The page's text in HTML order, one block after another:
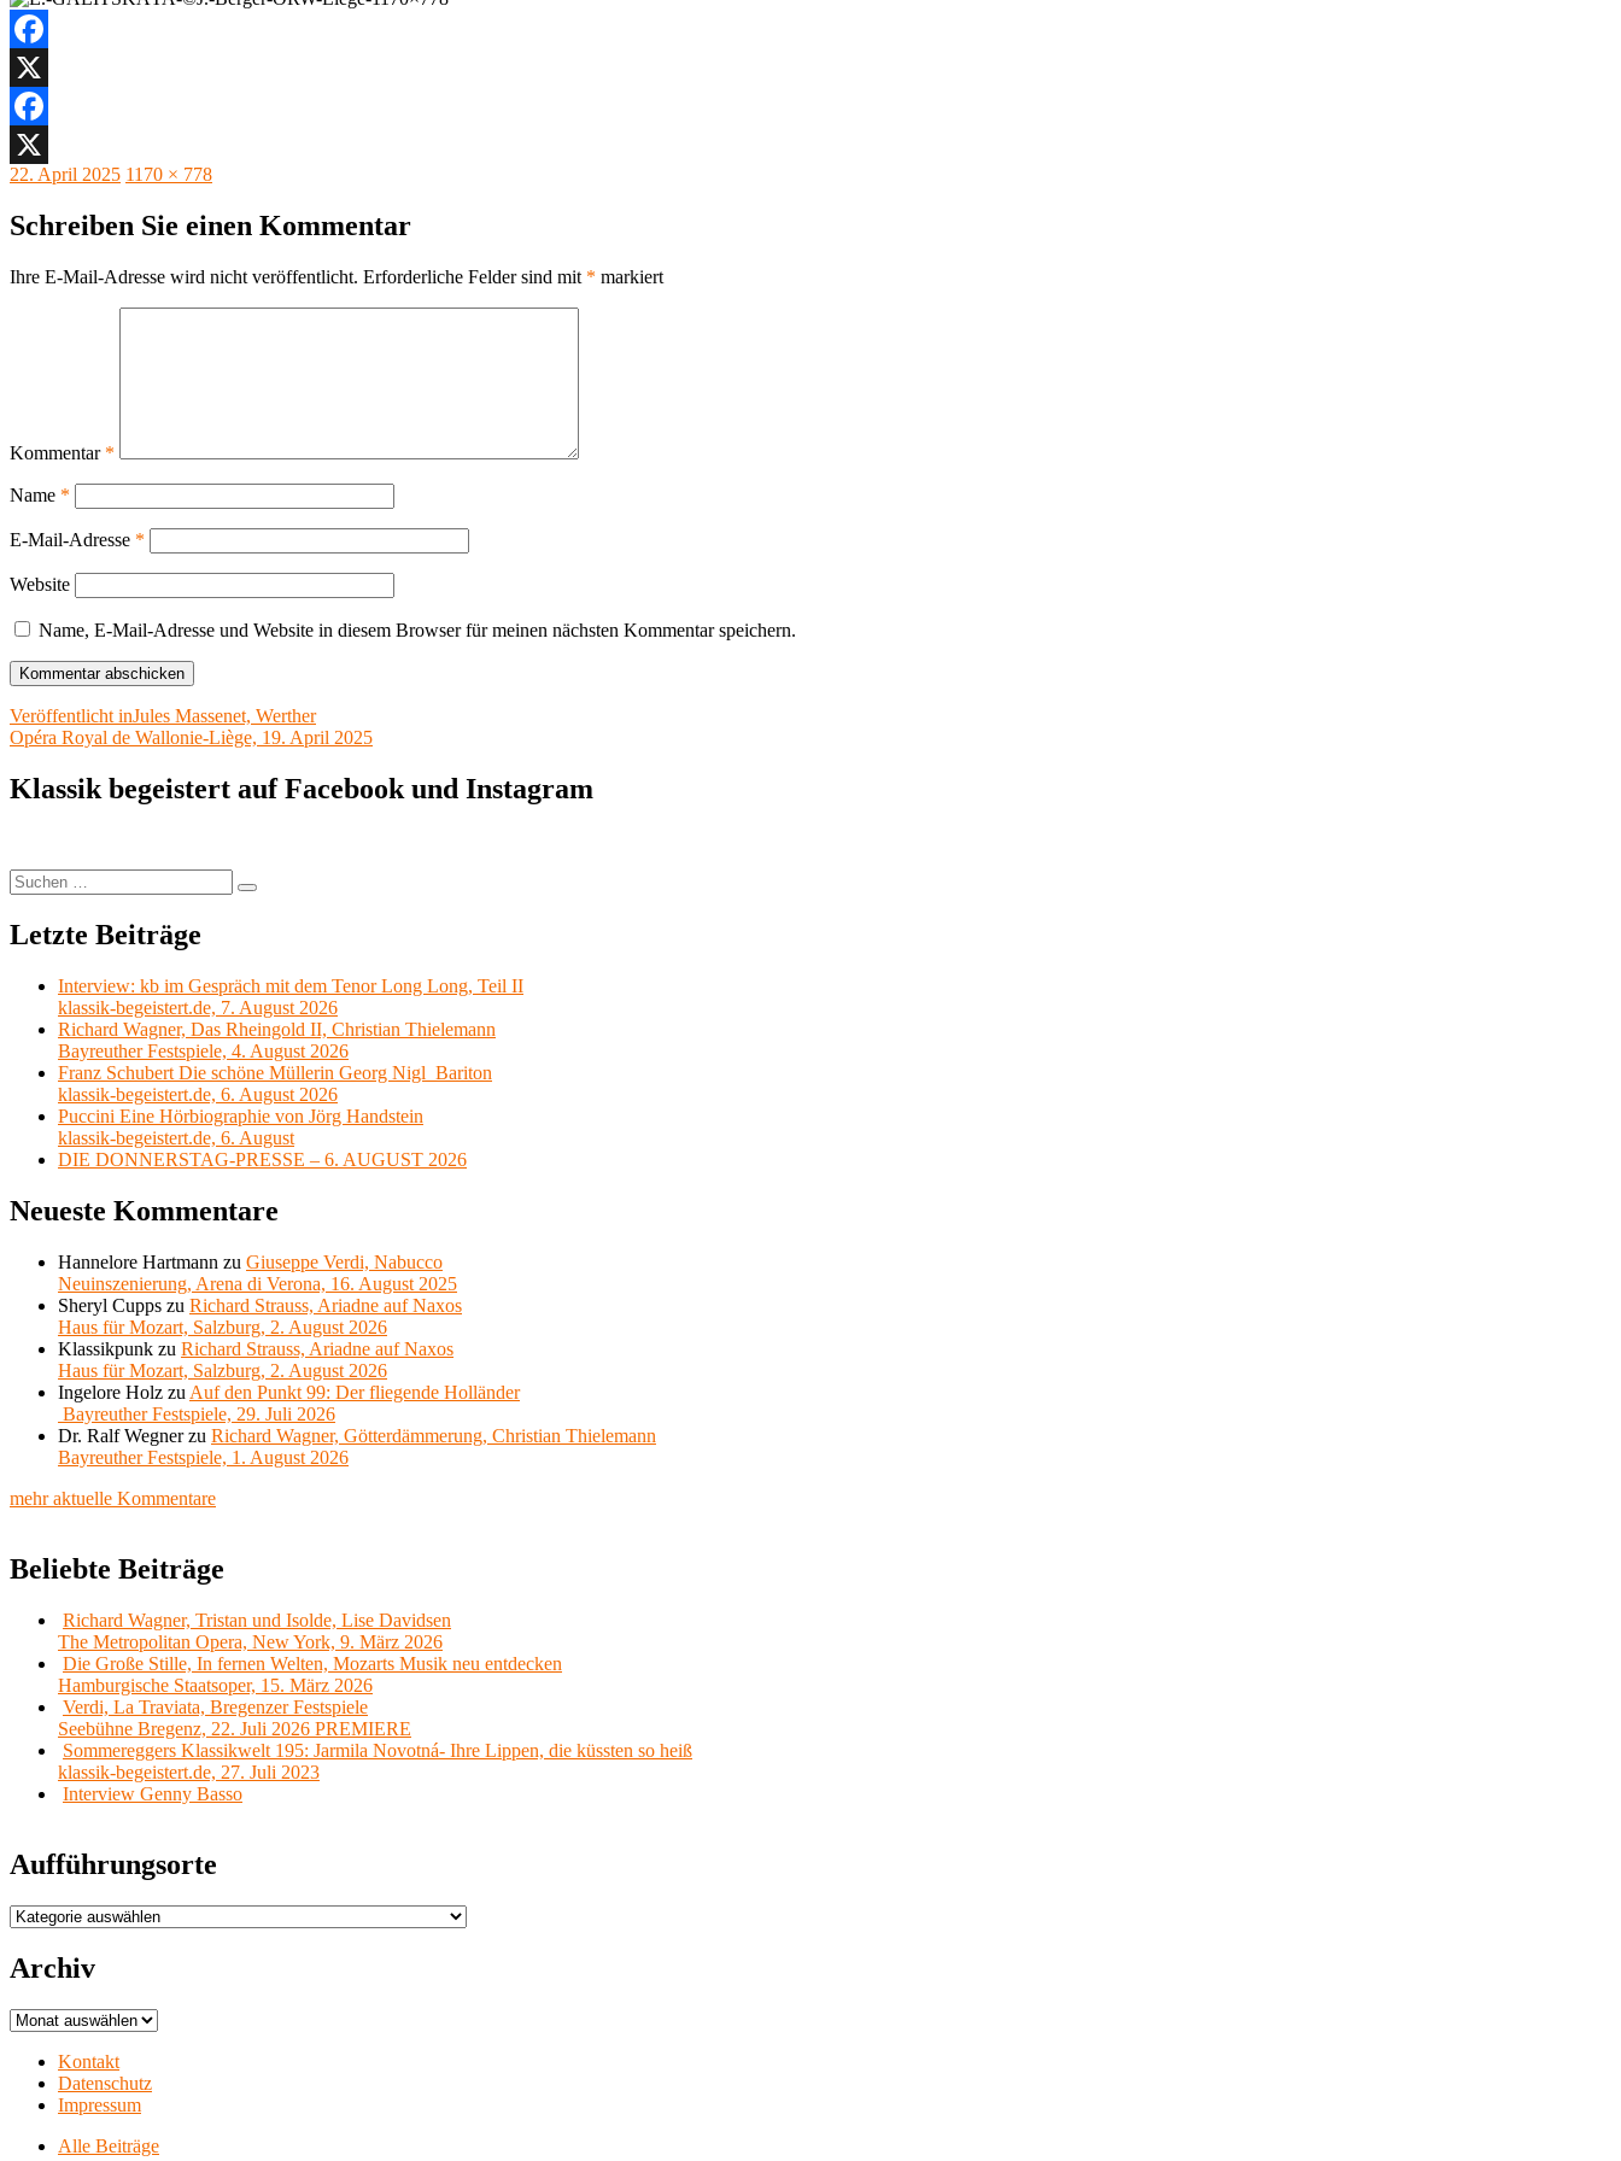
Facebook
X
Facebook
X
Veröffentlicht
22. April 2025 Originalgröße
1170 × 778
Schreiben Sie einen Kommentar
Ihre E-Mail-Adresse wird nicht veröffentlicht. Erforderliche Felder sind mit * markiert
Kommentar *
Name *
E-Mail-Adresse *
Website
Name, E-Mail-Adresse und Website in diesem Browser für meinen nächsten Kommentar speichern.
Beitragsnavigation
Veröffentlicht inJules Massenet, Werther
Opéra Royal de Wallonie-Liège, 19. April 2025
Klassik begeistert auf Facebook und Instagram
Suchen
nach:
Suchen
Letzte Beiträge
Interview: kb im Gespräch mit dem Tenor Long Long, Teil II
klassik-begeistert.de, 7. August 2026
Richard Wagner, Das Rheingold II, Christian Thielemann
Bayreuther Festspiele, 4. August 2026
Franz Schubert Die schöne Müllerin Georg Nigl Bariton
klassik-begeistert.de, 6. August 2026
Puccini Eine Hörbiographie von Jörg Handstein
klassik-begeistert.de, 6. August
DIE DONNERSTAG-PRESSE – 6. AUGUST 2026
Neueste Kommentare
Hannelore Hartmann zu Giuseppe Verdi, Nabucco
Neuinszenierung, Arena di Verona, 16. August 2025
Sheryl Cupps zu Richard Strauss, Ariadne auf Naxos
Haus für Mozart, Salzburg, 2. August 2026
Klassikpunk zu Richard Strauss, Ariadne auf Naxos
Haus für Mozart, Salzburg, 2. August 2026
Ingelore Holz zu Auf den Punkt 99: Der fliegende Holländer
Bayreuther Festspiele, 29. Juli 2026
Dr. Ralf Wegnerzu Richard Wagner, Götterdämmerung, Christian Thielemann
Bayreuther Festspiele, 1. August 2026
mehr aktuelle Kommentare
Beliebte Beiträge
Richard Wagner, Tristan und Isolde, Lise Davidsen
The Metropolitan Opera, New York, 9. März 2026
Die Große Stille, In fernen Welten, Mozarts Musik neu entdecken
Hamburgische Staatsoper, 15. März 2026
Verdi, La Traviata, Bregenzer Festspiele
Seebühne Bregenz, 22. Juli 2026 PREMIERE
Sommereggers Klassikwelt 195: Jarmila Novotná- Ihre Lippen, die küssten so heiß
klassik-begeistert.de, 27. Juli 2023
Interview Genny Basso
Aufführungsorte
Aufführungsorte
Archiv
Archiv
Kontakt
Datenschutz
Impressum
Alle Beiträge